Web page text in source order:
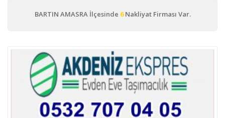
BARTIN AMASRA İlçesinde 6Nakliyat Firması Var.